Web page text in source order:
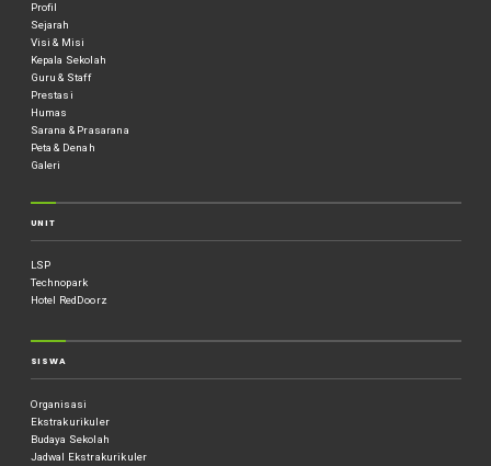
Profil
Sejarah
Visi & Misi
Kepala Sekolah
Guru & Staff
Prestasi
Humas
Sarana & Prasarana
Peta & Denah
Galeri
UNIT
LSP
Technopark
Hotel RedDoorz
SISWA
Organisasi
Ekstrakurikuler
Budaya Sekolah
Jadwal Ekstrakurikuler